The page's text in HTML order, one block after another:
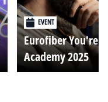
EVENT
Eurofiber You're
Academy 2025